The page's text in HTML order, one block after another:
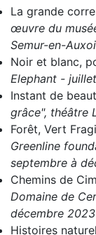
La grande
œuvre du
Semur-en-
Noir et blanc,
Elephant -
Instant de
grâce", théâtre
Forêt, Vert
Greenline
septembre à
Chemins de
Domaine de
décembre 2023
Histoires